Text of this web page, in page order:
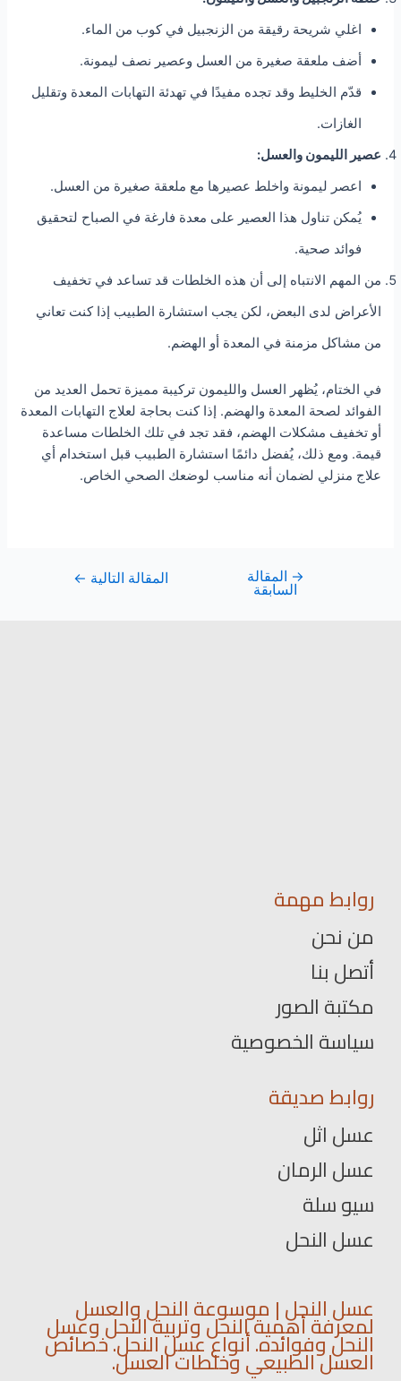
اغلي شريحة رقيقة من الزنجبيل في كوب من الماء.
أضف ملعقة صغيرة من العسل وعصير نصف ليمونة.
قدّم الخليط وقد تجده مفيدًا في تهدئة التهابات المعدة وتقليل
الغازات.
عصير الليمون والعسل:
اعصر ليمونة واخلط عصيرها مع ملعقة صغيرة من العسل.
يُمكن تناول هذا العصير على معدة فارغة في الصباح لتحقيق
فوائد صحية.
من المهم الانتباه إلى أن هذه الخلطات قد تساعد في تخفيف
الأعراض لدى البعض، لكن يجب استشارة الطبيب إذا كنت تعاني
من مشاكل مزمنة في المعدة أو الهضم.
في الختام، يُظهر العسل والليمون تركيبة مميزة تحمل العديد من
الفوائد لصحة المعدة والهضم. إذا كنت بحاجة لعلاج التهابات المعدة
أو تخفيف مشكلات الهضم، فقد تجد في تلك الخلطات مساعدة
قيمة. ومع ذلك، يُفضل دائمًا استشارة الطبيب قبل استخدام أي
علاج منزلي لضمان أنه مناسب لوضعك الصحي الخاص.
→ المقالة
السابقة
المقالة التالية ←
روابط مهمة
من نحن
أتصل بنا
مكتبة الصور
سياسة الخصوصية
روابط صديقة
عسل اثل
عسل الرمان
سيو سلة
عسل النحل
عسل النحل | موسوعة النحل والعسل
لمعرفة أهمية النحل وتربية النحل وعسل
النحل وفوائده. أنواع عسل النحل. خصائص
العسل الطبيعي وخلطات العسل.